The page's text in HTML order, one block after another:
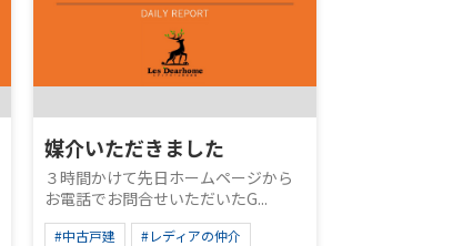
媒介いただきました
３時間かけて先日ホームページから
お電話でお問合せいただいたG...
#中古戸建
#レディアの仲介